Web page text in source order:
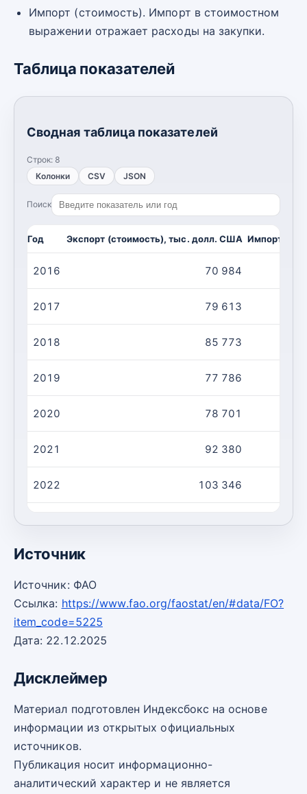
Импорт (стоимость). Импорт в стоимостном
выражении отражает расходы на закупки.
Таблица показателей
Сводная таблица показателей
Строк: 8
Колонки
CSV JSON
Поиск
Год Экспорт (стоимость), тыс. долл. США Импорт
2016 70 984
2017 79 613
2018 85 773
2019 77 786
2020 78 701
2021 92 380
2022 103 346
Источник
Источник: ФАО
Ссылка: https://www.fao.org/faostat/en/#data/FO?
item_code=5225
Дата: 22.12.2025
Дисклеймер
Материал подготовлен Индексбокс на основе
информации из открытых официальных
источников.
Публикация носит информационно-
аналитический характер и не является